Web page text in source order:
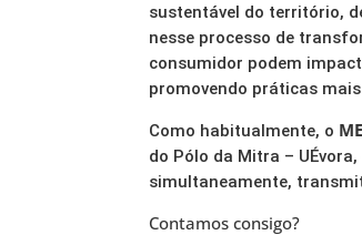
sustentável do território,
nesse processo de
consumidor podem
promovendo práticas
Como habitualmente, o
do Pólo da Mitra –
simultaneamente,
Contamos consigo?